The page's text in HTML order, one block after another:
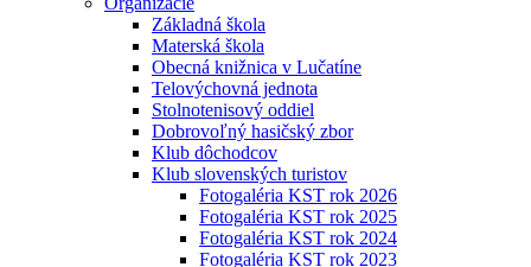
Základná škola
Materská škola
Obecná knižnica v Lučatíne
Telovýchovná jednota
Stolnotenisový oddiel
Dobrovoľný hasičský zbor
Klub dôchodcov
Klub slovenských turistov
Fotogaléria KST rok 2026
Fotogaléria KST rok 2025
Fotogaléria KST rok 2024
Fotogaléria KST rok 2023